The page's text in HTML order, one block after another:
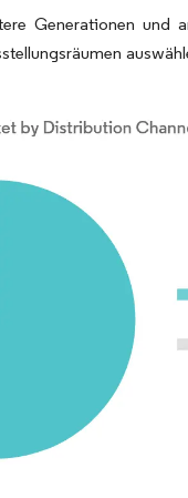
Generationen und